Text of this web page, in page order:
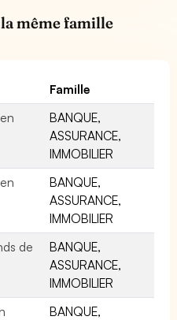
même famille
Famille
BANQUE,
ASSURANCE,
IMMOBILIER
BANQUE,
ASSURANCE,
IMMOBILIER
de
BANQUE,
ASSURANCE,
IMMOBILIER
BANQUE,